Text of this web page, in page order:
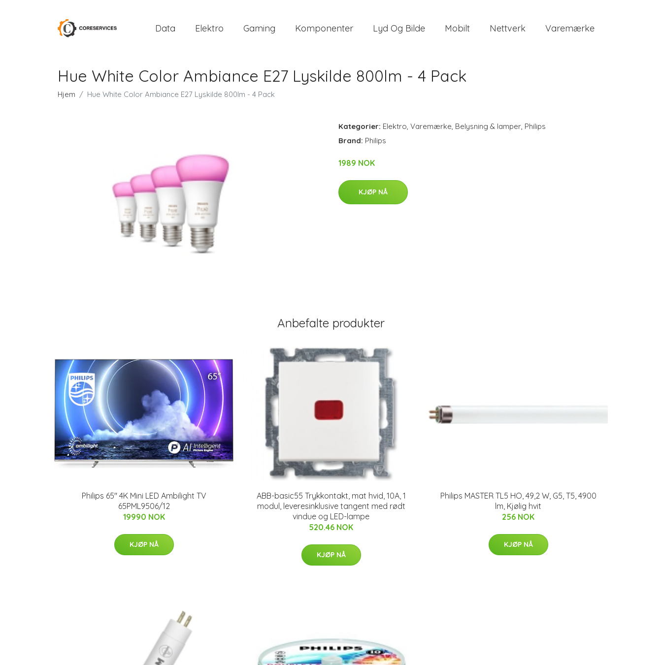
Data Elektro Gaming Komponenter Lyd Og Bilde Mobilt Nettverk Varemærke
Hue White Color Ambiance E27 Lyskilde 800lm - 4 Pack
Hjem Hue White Color Ambiance E27 Lyskilde 800lm - 4 Pack
Kategorier: Elektro, Varemærke, Belysning & lamper, Philips
Brand: Philips
1989 NOK
KJØP NÅ
Anbefalte produkter
Philips 65" 4K Mini LED Ambilight TV
65PML9506/12
19990 NOK
KJØP NÅ
ABB-basic55 Trykkontakt, mat hvid, 10A, 1
modul, leveresinklusive tangent med rødt
vindue og LED-lampe
520.46 NOK
KJØP NÅ
Philips MASTER TL5 HO, 49,2 W, G5, T5, 4900
lm, Kjølig hvit
256 NOK
KJØP NÅ